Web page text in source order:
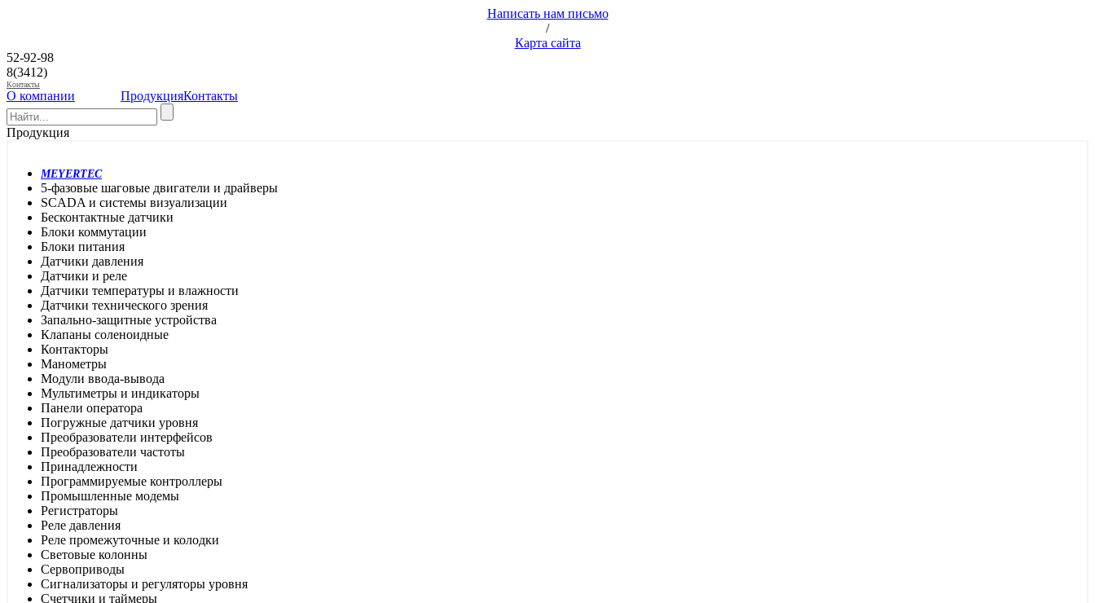
Написать нам письмо
/
Карта сайта
52-92-98
8(3412)
Контакты
О компании ПродукцияКонтакты
Продукция
MEYERTEC
5-фазовые шаговые двигатели и драйверы
SCADA и системы визуализации
Бесконтактные датчики
Блоки коммутации
Блоки питания
Датчики давления
Датчики и реле
Датчики температуры и влажности
Датчики технического зрения
Запально-защитные устройства
Клапаны соленоидные
Контакторы
Манометры
Модули ввода-вывода
Мультиметры и индикаторы
Панели оператора
Погружные датчики уровня
Преобразователи интерфейсов
Преобразователи частоты
Принадлежности
Программируемые контроллеры
Промышленные модемы
Регистраторы
Реле давления
Реле промежуточные и колодки
Световые колонны
Сервоприводы
Сигнализаторы и регуляторы уровня
Счетчики и таймеры